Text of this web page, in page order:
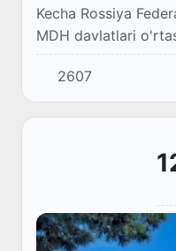
Kecha Rossiya
MDH davlatlari
turnirga start berildi.
2607